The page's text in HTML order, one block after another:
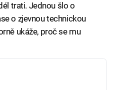
trati. Jednou šlo o
o zjevnou technickou
ukáže, proč se mu